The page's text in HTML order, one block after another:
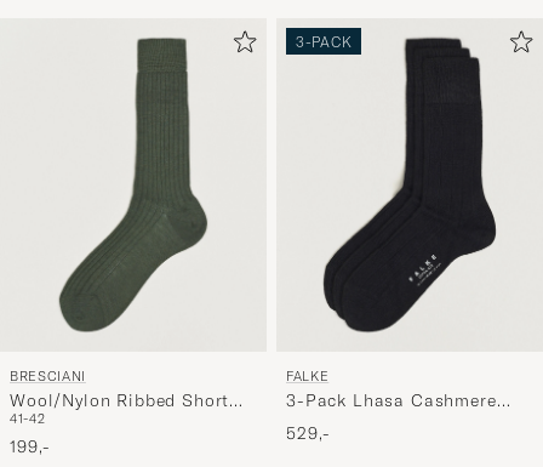
BRESCIANI
Wool/Nylon Ribbed Short
Socks Green
41-42
199,-
3-PACK
FALKE
3-Pack Lhasa Cashmere
Socks Black
529,-